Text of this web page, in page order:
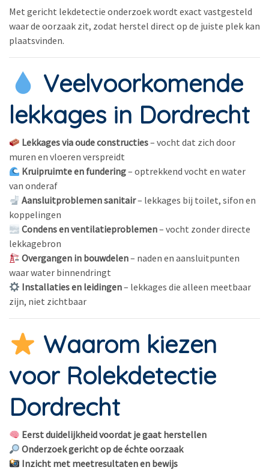
Met gericht lekdetectie onderzoek wordt exact vastgesteld
waar de oorzaak zit, zodat herstel direct op de juiste plek kan
plaatsvinden.
Veelvoorkomende
lekkages in Dordrecht
Lekkages via oude constructies– vocht dat zich door
muren en vloeren verspreidt
Kruipruimte en fundering– optrekkend vocht en water
van onderaf
Aansluitproblemen sanitair– lekkages bij toilet, sifon en
koppelingen
Condens en ventilatieproblemen– vocht zonder directe
lekkagebron
Overgangen in bouwdelen– naden en aansluitpunten
waar water binnendringt
Installaties en leidingen– lekkages die alleen meetbaar
zijn, niet zichtbaar
Waarom kiezen
voor Rolekdetectie
Dordrecht
Eerst duidelijkheid voordat je gaat herstellen
Onderzoek gericht op de échte oorzaak
Inzicht met meetresultaten en bewijs